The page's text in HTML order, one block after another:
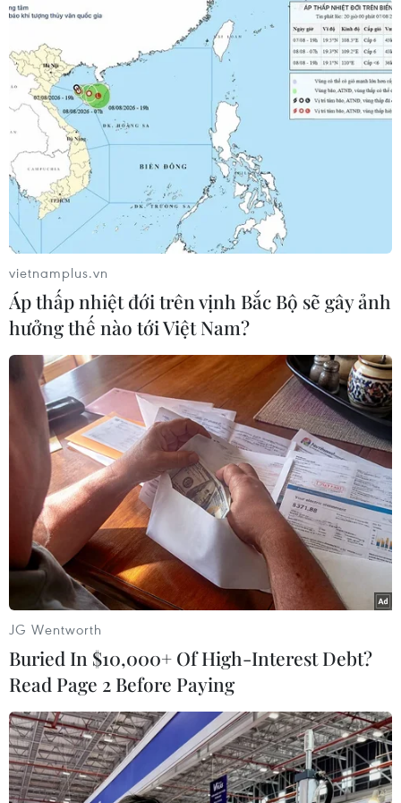
Hiện nay là thời điểm mà doanh nghiệp Việt
Nam cần có những bước đi chiến lược và đầu tư
bài bản, nhằm phát triển bền vững dựa trên
nền tảng cách mạng công nghiệp 4.0.
Dự kiến MTA Vietnam 2019 sẽ diễn ra từ ngày
2-5/7./.
(TTXVN/Vietnam+)
#Thành phố Hồ Chí Minh
#MTA Vietnam 2019
#Cách mạng công nghiệp 4.0
#Cơ khí chế tạo
Tp. Hồ Chí Minh
Theo dõi VietnamPlus
vietnamplus.vn
Áp thấp nhiệt đới trên vịnh Bắc Bộ sẽ gây ảnh
hưởng thế nào tới Việt Nam?
JG Wentworth
Buried In $10,000+ Of High-Interest Debt?
Read Page 2 Before Paying